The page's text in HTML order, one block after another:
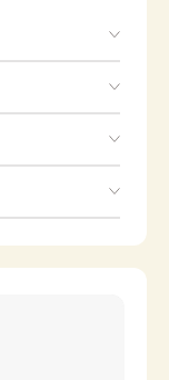
箔ラインで三色